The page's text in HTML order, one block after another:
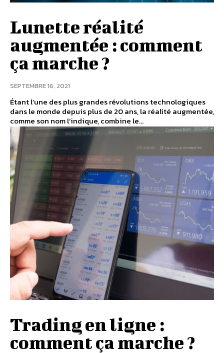
Lunette réalité
augmentée : comment
ça marche ?
SEPTEMBRE 16, 2021
Étant l’une des plus grandes révolutions technologiques
dans le monde depuis plus de 20 ans, la réalité augmentée,
comme son nom l’indique, combine le...
Trading en ligne :
comment ça marche ?